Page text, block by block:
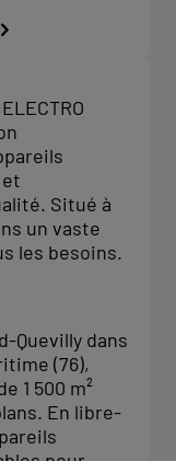
Situé à
un vaste
les besoins.
Quevilly dans
(76),
1 500 m²
En libre-